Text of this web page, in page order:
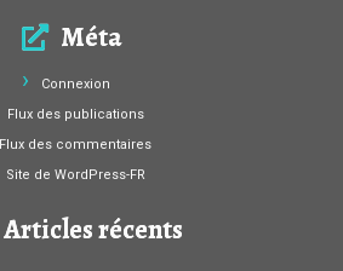
Méta
Connexion
Flux des publications
Flux des commentaires
Site de WordPress-FR
Articles récents